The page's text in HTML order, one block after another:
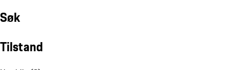
Søk
Tilstand